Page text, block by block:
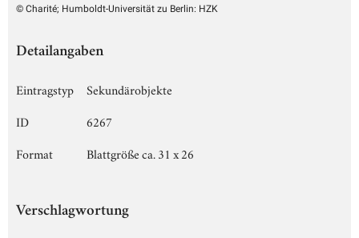
© Charité; Humboldt-Universität zu Berlin: HZK
Detailangaben
Eintragstyp
Sekundärobjekte
ID
6267
Format
Blattgröße ca. 31 x 26
Verschlagwortung